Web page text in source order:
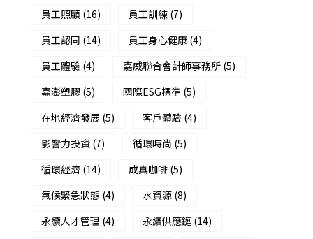
員工照顧 (16) 員工訓練 (7)
員工認同 (14) 員工身心健康 (4)
員工體驗 (4) 嘉威聯合會計師事務所 (5)
嘉澎塑膠 (5) 國際ESG標準 (5)
在地經濟發展 (5) 客戶體驗 (4)
影響力投資 (7) 循環時尚 (5)
循環經濟 (14) 成真咖啡 (5)
氣候緊急狀態 (4) 水資源 (8)
永續人才管理 (4) 永續供應鏈 (14)